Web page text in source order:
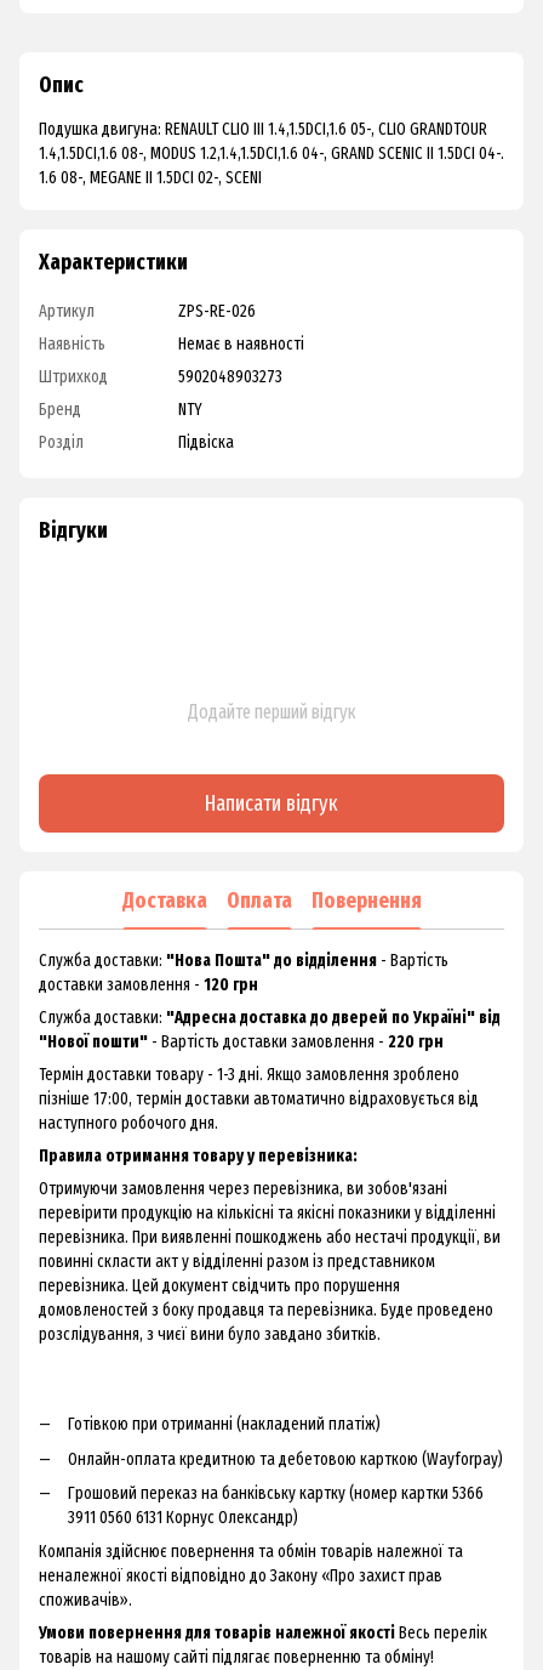
Опис
Подушка двигуна: RENAULT CLIO III 1.4,1.5DCI,1.6 05-, CLIO GRANDTOUR
1.4,1.5DCI,1.6 08-, MODUS 1.2,1.4,1.5DCI,1.6 04-, GRAND SCENIC II 1.5DCI 04-.
1.6 08-, MEGANE II 1.5DCI 02-, SCENI
Характеристики
Артикул
ZPS-RE-026
Наявність
Немає в наявності
Штрихкод
5902048903273
Бренд
NTY
Розділ
Підвіска
Відгуки
Додайте перший відгук
Написати відгук
Доставка Оплата Повернення
Служба доставки: "Нова Пошта" до відділення - Вартість
доставки замовлення - 120 грн
Служба доставки: "Адресна доставка до дверей по Україні" від
"Нової пошти" - Вартість доставки замовлення - 220 грн
Термін доставки товару - 1-3 дні. Якщо замовлення зроблено
пізніше 17:00, термін доставки автоматично відраховується від
наступного робочого дня.
Правила отримання товару у перевізника:
Отримуючи замовлення через перевізника, ви зобов'язані
перевірити продукцію на кількісні та якісні показники у відділенні
перевізника. При виявленні пошкоджень або нестачі продукції, ви
повинні скласти акт у відділенні разом із представником
перевізника. Цей документ свідчить про порушення
домовленостей з боку продавця та перевізника. Буде проведено
розслідування, з чиєї вини було завдано збитків.
Готівкою при отриманні (накладений платіж)
Онлайн-оплата кредитною та дебетовою карткою (Wayforpay)
Грошовий переказ на банківську картку (номер картки 5366
3911 0560 6131 Корнус Олександр)
Компанія здійснює повернення та обмін товарів належної та
неналежної якості відповідно до Закону «Про захист прав
споживачів».
Умови повернення для товарів належної якостіВесь перелік
товарів на нашому сайті підлягає поверненню та обміну!